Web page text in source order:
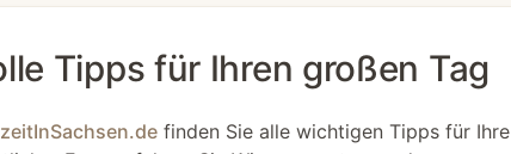
Tipps für Ihren großen Tag
finden Sie alle wichtigen Tipps für Ihre